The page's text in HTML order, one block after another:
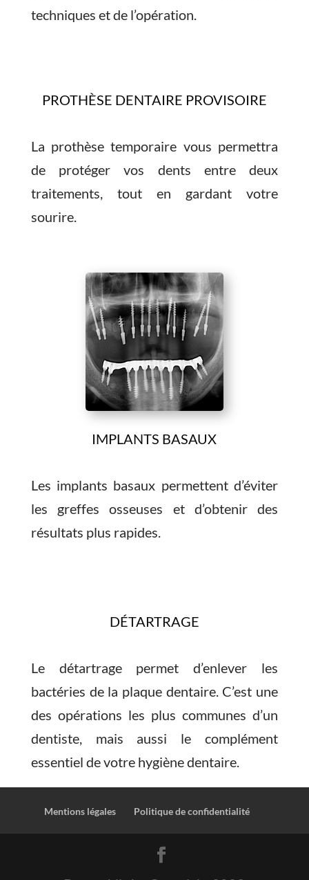
techniques et de l’opération.
PROTHÈSE DENTAIRE PROVISOIRE
La prothèse temporaire vous permettra
de protéger vos dents entre deux
traitements, tout en gardant votre
sourire.
IMPLANTS BASAUX
Les implants basaux permettent d’éviter
les greffes osseuses et d’obtenir des
résultats plus rapides.
DÉTARTRAGE
Le détartrage permet d’enlever les
bactéries de la plaque dentaire. C’est une
des opérations les plus communes d’un
dentiste, mais aussi le complément
essentiel de votre hygiène dentaire.
Mentions légales Politique de confidentialité